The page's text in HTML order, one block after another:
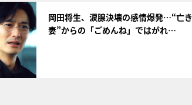
岡田将生、涙腺決壊の感情爆発…“亡き
妻”からの「ごめんね」ではがれ…